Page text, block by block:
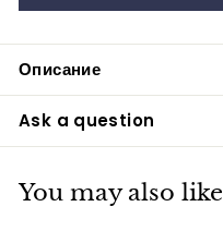
Описание
Ask a question
You may also like